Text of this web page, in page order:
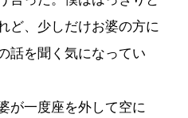
ど、少しだけお婆の方に
話を聞く気になってい
が一度座を外して空に